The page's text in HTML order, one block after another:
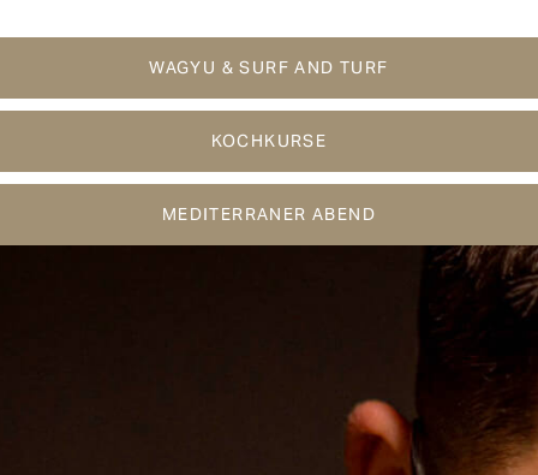
WAGYU & SURF AND TURF
KOCHKURSE
MEDITERRANER ABEND